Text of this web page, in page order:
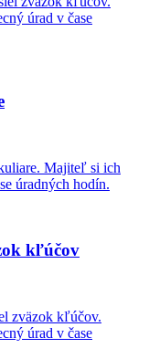
úrad v čase
Majiteľ si ich
úradných hodín.
kľúčov
zväzok kľúčov.
úrad v čase